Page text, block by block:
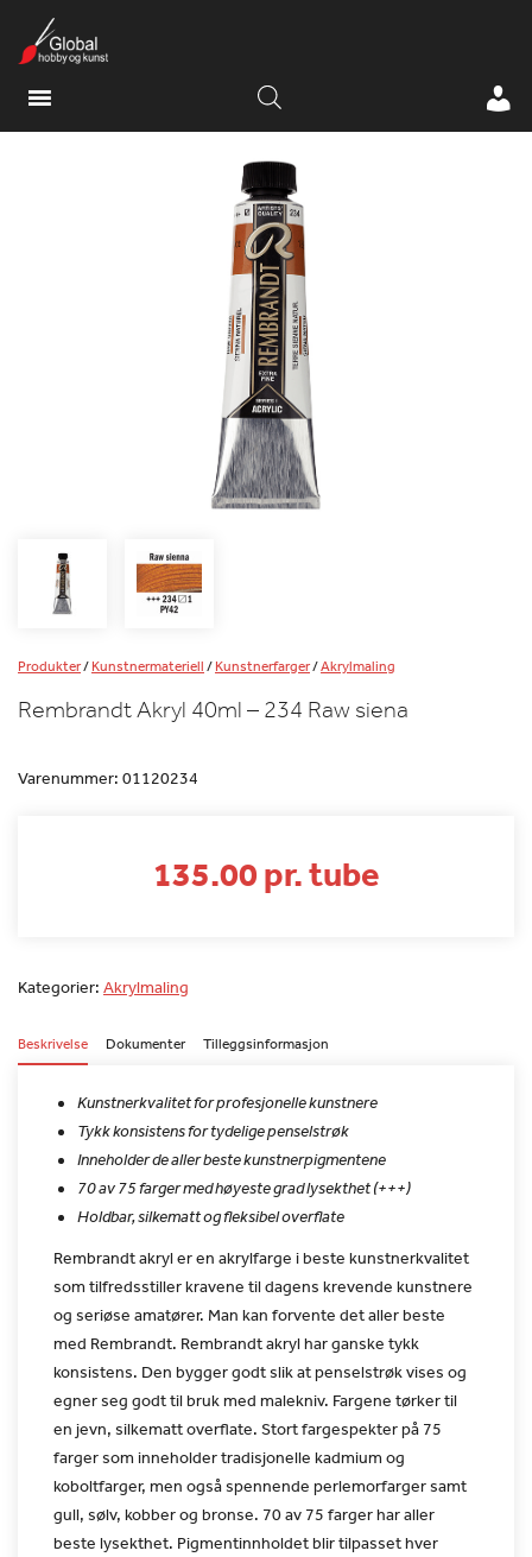
Produkter/Kunstnermateriell/Kunstnerfarger/Akrylmaling
Rembrandt Akryl 40ml – 234 Raw siena
Varenummer: 01120234
135.00 pr. tube
Kategorier: Akrylmaling
Beskrivelse Dokumenter Tilleggsinformasjon
Kunstnerkvalitet for profesjonelle kunstnere
Tykk konsistens for tydelige penselstrøk
Inneholder de aller beste kunstnerpigmentene
70 av 75 farger med høyeste grad lysekthet (+++)
Holdbar, silkematt og fleksibel overflate
Rembrandt akryl er en akrylfarge i beste kunstnerkvalitet
som tilfredsstiller kravene til dagens krevende kunstnere
og seriøse amatører. Man kan forvente det aller beste
med Rembrandt. Rembrandtakryl har ganske tykk
konsistens. Den bygger godt slik atpenselstrøk vises og
egner seg godt til bruk med malekniv. Fargene tørker til
en jevn, silkematt overflate. Stort fargespekter på 75
farger som inneholder tradisjonelle kadmium og
koboltfarger, men også spennende perlemorfarger samt
gull, sølv, kobber og bronse. 70av 75 farger har aller
beste lysekthet. Pigmentinnholdet blirtilpasset hver